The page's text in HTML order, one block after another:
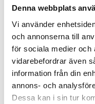
Denna webbplats
Vi använder
och annonserna till
för sociala medier och
vidarebefordrar även
information från din
annons- och
Dessa kan i sin tur